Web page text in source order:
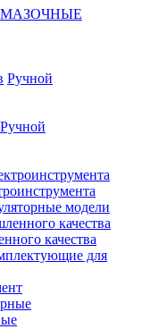
Ручной
Ручной
модели
качества
для